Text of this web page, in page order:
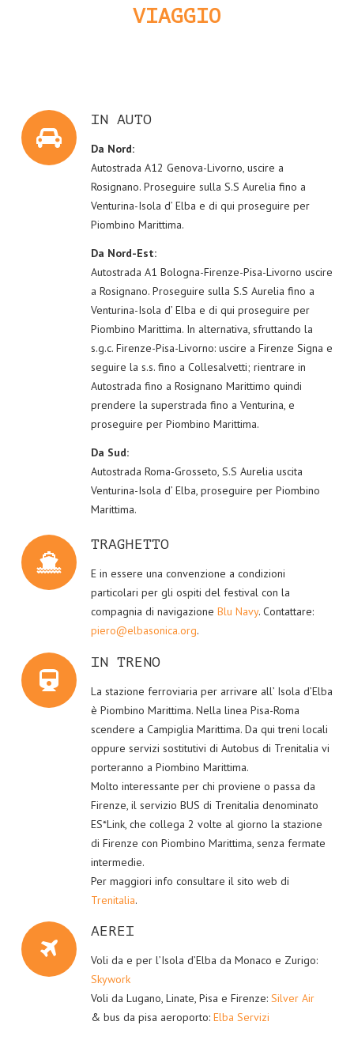
VIAGGIO
IN AUTO
Da Nord:
Autostrada A12 Genova-Livorno, uscire a
Rosignano. Proseguire sulla S.S Aurelia fino a
Venturina-Isola d’ Elba e di qui proseguire per
Piombino Marittima.
Da Nord-Est:
Autostrada A1 Bologna-Firenze-Pisa-Livorno uscire
a Rosignano. Proseguire sulla S.S Aurelia fino a
Venturina-Isola d’ Elba e di qui proseguire per
Piombino Marittima. In alternativa, sfruttando la
s.g.c. Firenze-Pisa-Livorno: uscire a Firenze Signa e
seguire la s.s. fino a Collesalvetti; rientrare in
Autostrada fino a Rosignano Marittimo quindi
prendere la superstrada fino a Venturina, e
proseguire per Piombino Marittima.
Da Sud:
Autostrada Roma-Grosseto, S.S Aurelia uscita
Venturina-Isola d’ Elba, proseguire per Piombino
Marittima.
TRAGHETTO
E in essere una convenzione a condizioni
particolari per gli ospiti del festival con la
compagnia di navigazione Blu Navy. Contattare:
piero@elbasonica.org.
IN TRENO
La stazione ferroviaria per arrivare all’ Isola d’Elba
è Piombino Marittima. Nella linea Pisa-Roma
scendere a Campiglia Marittima. Da qui treni locali
oppure servizi sostitutivi di Autobus di Trenitalia vi
porteranno a Piombino Marittima.
Molto interessante per chi proviene o passa da
Firenze, il servizio BUS di Trenitalia denominato
ES*Link, che collega 2 volte al giorno la stazione
di Firenze con Piombino Marittima, senza fermate
intermedie.
Per maggiori info consultare il sito web di
Trenitalia.
AEREI
Voli da e per l’Isola d’Elba da Monaco e Zurigo:
Skywork
Voli da Lugano, Linate, Pisa e Firenze: Silver Air
& bus da pisa aeroporto: Elba Servizi